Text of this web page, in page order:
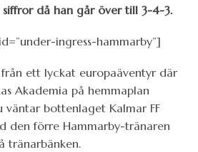
då han går över till 3-4-3.
ingress-hammarby”]
ett lyckat europaäventyr där
Akademia på hemmaplan
väntar bottenlaget Kalmar FF
den förre Hammarby-tränaren
tränarbänken.